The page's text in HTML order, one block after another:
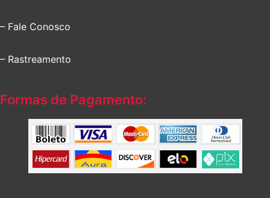
– Fale Conosco
– Rastreamento
Formas de Pagamento: